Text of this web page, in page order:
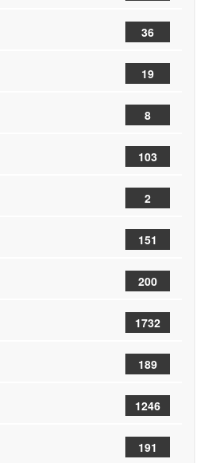
36
19
8
103
2
151
200
1732
189
1246
191